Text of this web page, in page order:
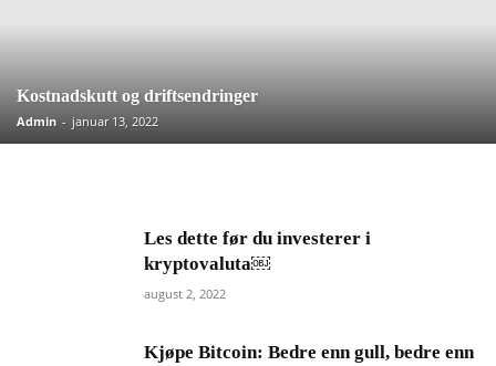
Kostnadskutt og driftsendringer
Admin - januar 13, 2022
Les dette før du investerer i
kryptovaluta￼
august 2, 2022
Kjøpe Bitcoin: Bedre enn gull, bedre enn